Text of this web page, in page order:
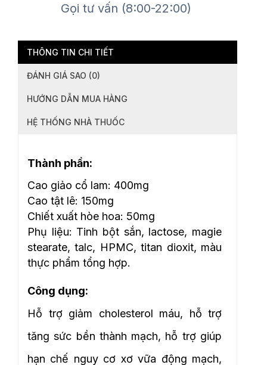
Gọi tư vấn (8:00-22:00)
THÔNG TIN CHI TIẾT
ĐÁNH GIÁ SAO (0)
HƯỚNG DẪN MUA HÀNG
HỆ THỐNG NHÀ THUỐC
Thành phần:
Cao giảo cổ lam: 400mg
Cao tật lê: 150mg
Chiết xuất hòe hoa: 50mg
Phụ liệu: Tinh bột sắn, lactose, magie
stearate, talc, HPMC, titan dioxit, màu
thực phẩm tổng hợp.
Công dụng:
Hỗ trợ giảm cholesterol máu, hỗ trợ
tăng sức bền thành mạch, hỗ trợ giúp
hạn chế nguy cơ xơ vữa động mạch,